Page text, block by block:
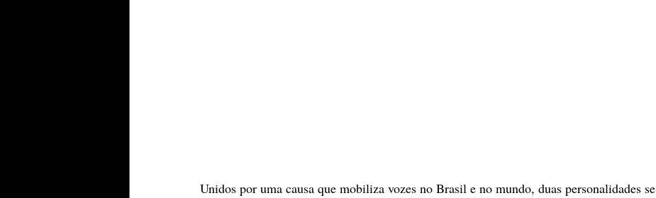
Unidos por uma causa que mobiliza vozes no Brasil e no mundo, duas personalidades se